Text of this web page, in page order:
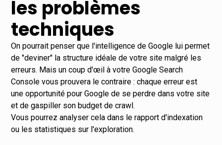
les problèmes
techniques
On pourrait penser que l'intelligence de Google lui permet
de "deviner" la structure idéale de votre site malgré les
erreurs. Mais un coup d'œil à votre Google Search
Console vous prouvera le contraire : chaque erreur est
une opportunité pour Google de se perdre dans votre site
et de gaspiller son budget de crawl.
Vous pourrez analyser cela dans le rapport d'indexation
ou les statistiques sur l'exploration.